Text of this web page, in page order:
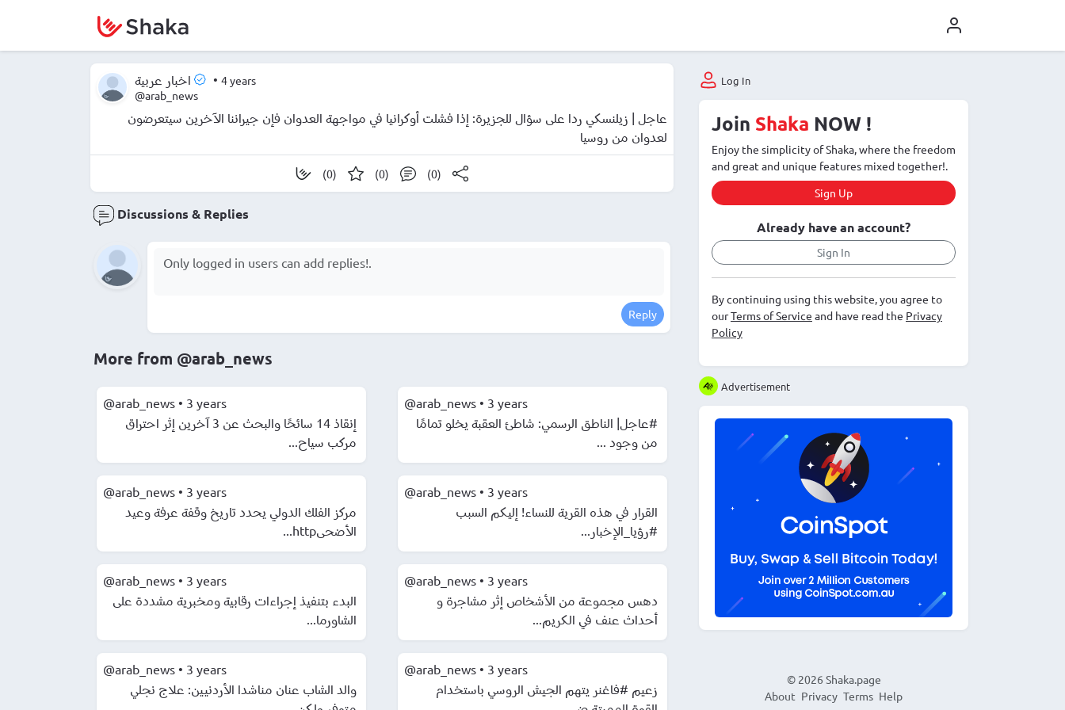
اخبار عربية • 4 years
@arab_news
عاجل | زيلنسكي ردا على سؤال للجزيرة: إذا فشلت أوكرانيا في مواجهة العدوان فإن جيراننا الآخرين سيتعرضون
لعدوان من روسيا
(0) (0) (0)
Discussions & Replies
Reply
More from @arab_news
@arab_news • 3 years
إنقاذ 14 سائحًا والبحث عن 3 آخرين إثر احتراق
مركب سياح...
@arab_news • 3 years
#عاجل| الناطق الرسمي: شاطئ العقبة يخلو تمامًا
من وجود ...
@arab_news • 3 years
مركز الفلك الدولي يحدد تاريخ وقفة عرفة وعيد
الأضحىhttp...
@arab_news • 3 years
القرار في هذه القرية للنساء! إليكم السبب
#رؤيا_الإخبار...
@arab_news • 3 years
البدء بتنفيذ إجراءات رقابية ومخبرية مشددة على
الشاورما...
@arab_news • 3 years
دهس مجموعة من الأشخاص إثر مشاجرة و
أحداث عنف في الكريم...
@arab_news • 3 years
والد الشاب عنان مناشدا الأردنيين: علاج نجلي
@arab_news • 3 years
زعيم #فاغنر يتهم الجيش الروسي باستخدام
Log In
Join Shaka NOW !
Enjoy the simplicity of Shaka, where the freedom
and great and unique features mixed together!.
Sign Up
Already have an account?
Sign In
By continuing using this website, you agree to
ourTerms of Service and have read the Privacy
Policy
Advertisement
© 2026 Shaka.page
About Privacy Terms Help